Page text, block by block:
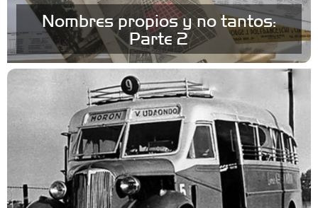
Nombres propios y no tantos:
Parte 2